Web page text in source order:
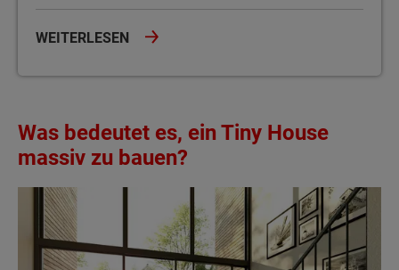
WEITERLESEN
Was bedeutet es, ein Tiny House
massiv zu bauen?